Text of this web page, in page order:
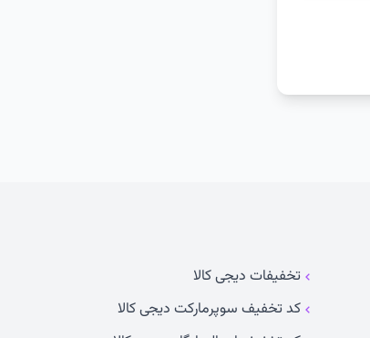
تخفیفات دیجی کالا
کد تخفیف سوپرمارکت دیجی کالا